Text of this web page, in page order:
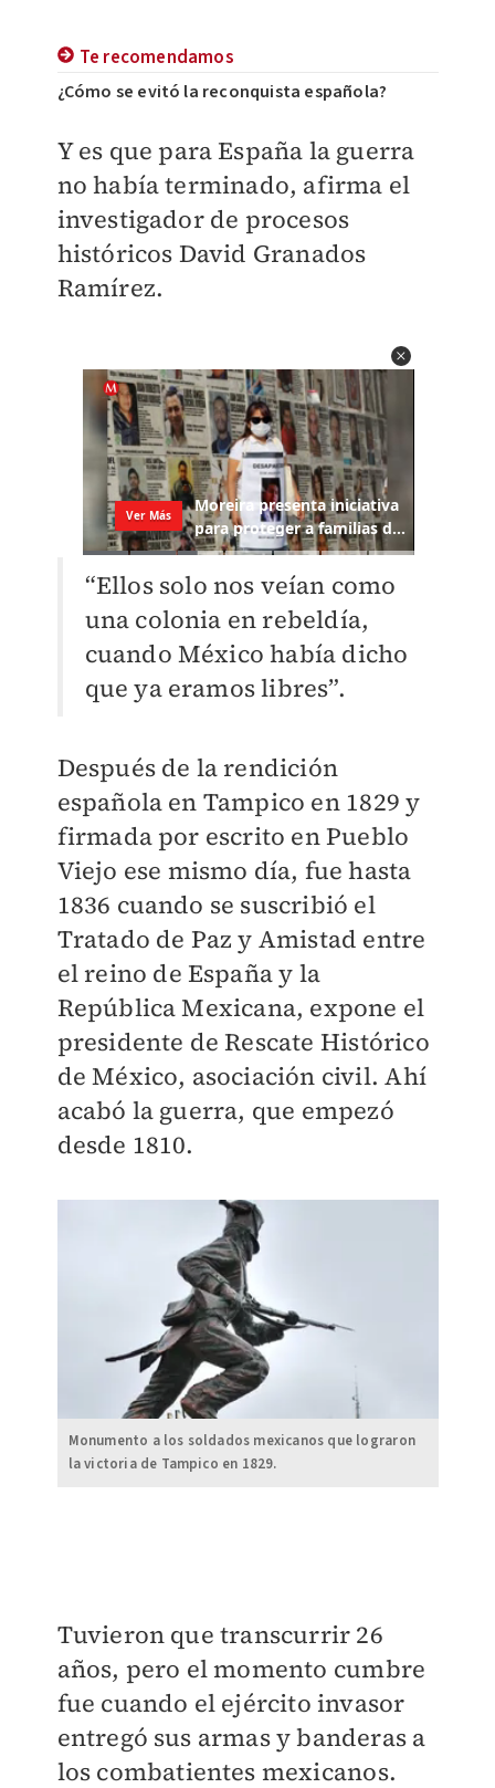
Te recomendamos
¿Cómo se evitó la reconquista española?
Y es que para España la guerra
no había terminado, afirma el
investigador de procesos
históricos David Granados
Ramírez.
“Ellos solo nos veían como
una colonia en rebeldía,
cuando México había dicho
que ya eramos libres”.
Después de la rendición
española en Tampico en 1829 y
firmada por escrito en Pueblo
Viejo ese mismo día, fue hasta
1836 cuando se suscribió el
Tratado de Paz y Amistad entre
el reino de España y la
República Mexicana, expone el
presidente de Rescate Histórico
de México, asociación civil. Ahí
acabó la guerra, que empezó
desde 1810.
Monumento a los soldados mexicanos que lograron
la victoria de Tampico en 1829.
Tuvieron que transcurrir 26
años, pero el momento cumbre
fue cuando el ejército invasor
entregó sus armas y banderas a
los combatientes mexicanos.